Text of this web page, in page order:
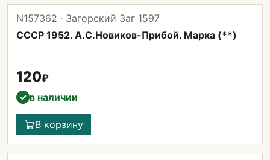
N157362 · Загорский Заг 1597
СССР 1952. А.С.Новиков-Прибой. Марка (**)
120₽
✓ в наличии
В корзину